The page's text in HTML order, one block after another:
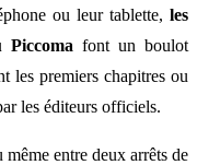
ou leur tablette, les
Piccoma font un boulot
les premiers chapitres ou
les éditeurs officiels.
entre deux arrêts de